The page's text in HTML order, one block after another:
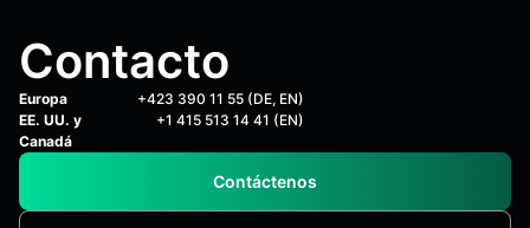
Contacto
Europa
+423 390 11 55 (DE, EN)
EE. UU. y
Canadá
+1 415 513 14 41 (EN)
Contáctenos